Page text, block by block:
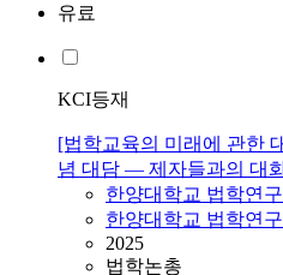
유료
KCI등재
[법학교육의 미래에 관한
념 대담 — 제자들과의 대
한양대학교 법학연
한양대학교 법학연
2025
법학논총